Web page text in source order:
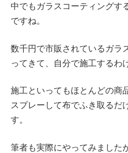
中でもガラスコーティングす
ですね。
数千円で市販されているガラ
ってきて、自分で施工するわ
施工といってもほとんどの商
スプレーして布でふき取るだ
す。
筆者も実際にやってみました